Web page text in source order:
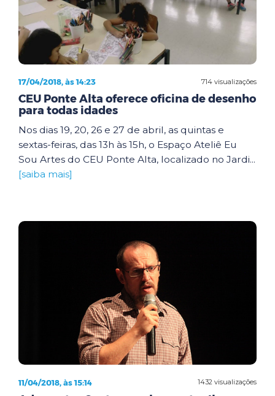
714 visualizações
17/04/2018, às 14:23
CEU Ponte Alta oferece oficina de desenho
para todas idades
Nos dias 19, 20, 26 e 27 de abril, as quintas e
sextas-feiras, das 13h às 15h, o Espaço Ateliê Eu
Sou Artes do CEU Ponte Alta, localizado no Jardi...
[saiba mais]
1432 visualizações
11/04/2018, às 15:14